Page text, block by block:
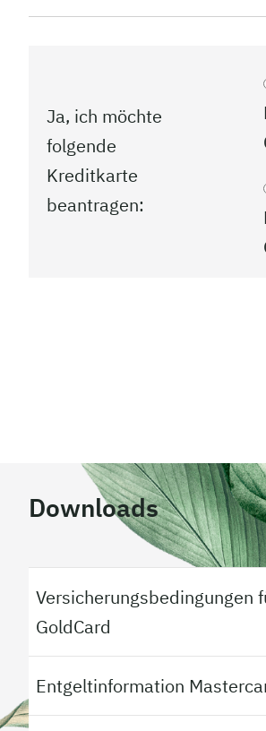
Ja, ich möchte
folgende
Kreditkarte
beantragen:
Downloads
Versicherungsbedingungen
GoldCard
Entgeltinformation